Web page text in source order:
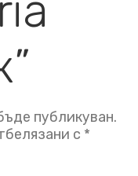
публикуван.
с *